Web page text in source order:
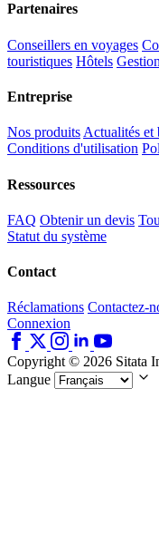
Partenaires
Conseillers en voyages
touristiques Hôtels
Entreprise
Nos produits Actualités et
Conditions d'utilisation
Ressources
FAQ Obtenir un devis
Statut du système
Contact
Réclamations Contactez-
Connexion
Copyright © 2026 Sitata
Langue